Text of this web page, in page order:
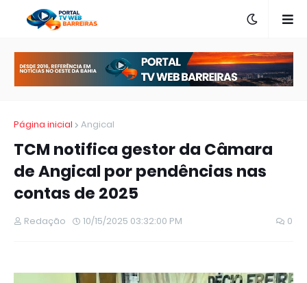
Página inicial Angical
TCM notifica gestor da Câmara
de Angical por pendências nas
contas de 2025
Redação 10/15/2025 03:32:00 PM 0